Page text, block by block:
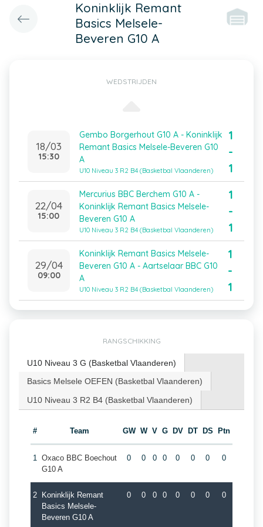
Koninklijk Remant
Basics Melsele-
Beveren G10 A
WEDSTRIJDEN
18/03
15:30
Gembo Borgerhout G10 A - Koninklijk
Remant Basics Melsele-Beveren G10
A
U10 Niveau 3 R2 B4 (Basketbal Vlaanderen)
1
-
1
22/04
15:00
Mercurius BBC Berchem G10 A -
Koninklijk Remant Basics Melsele-
Beveren G10 A
U10 Niveau 3 R2 B4 (Basketbal Vlaanderen)
1
-
1
29/04
09:00
Koninklijk Remant Basics Melsele-
Beveren G10 A - Aartselaar BBC G10
A
U10 Niveau 3 R2 B4 (Basketbal Vlaanderen)
1
-
1
RANGSCHIKKING
U10 Niveau 3 G (Basketbal Vlaanderen)
Basics Melsele OEFEN (Basketbal Vlaanderen)
U10 Niveau 3 R2 B4 (Basketbal Vlaanderen)
# Team GW W V G DV DT DS Ptn
1 Oxaco BBC Boechout
G10 A
0 0 0 0 0 0 0 0
2
Koninklijk Remant
Basics Melsele-
Beveren G10 A
0 0 0 0 0 0 0 0